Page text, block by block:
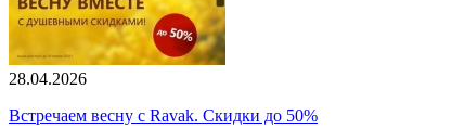
28.04.2026
Встречаем весну с Ravak. Скидки до 50%